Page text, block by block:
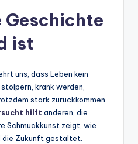
Geschichte
ist
uns, dass Leben kein
krank werden,
stark zurückkommen.
hilft anderen, die
Schmuckkunst zeigt, wie
die Zukunft gestaltet.